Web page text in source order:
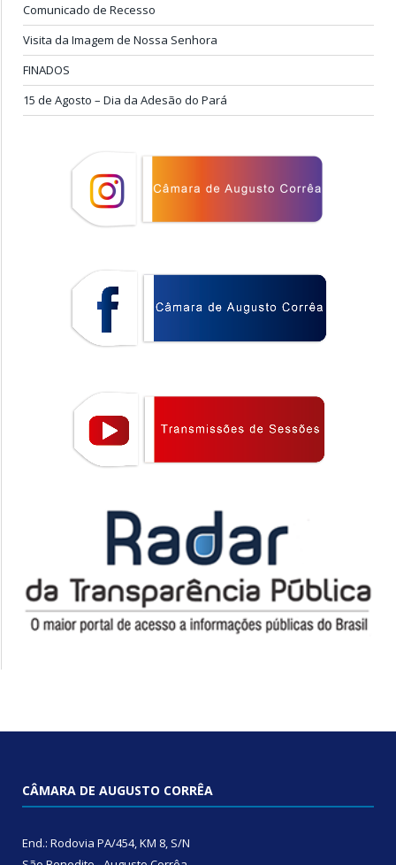
Comunicado de Recesso
Visita da Imagem de Nossa Senhora
FINADOS
15 de Agosto – Dia da Adesão do Pará
CÂMARA DE AUGUSTO CORRÊA
End.: Rodovia PA/454, KM 8, S/N